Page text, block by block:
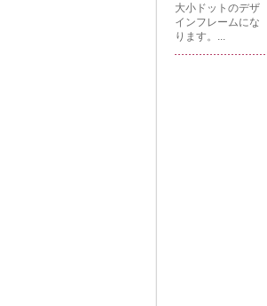
大小ドットのデザ
インフレームにな
ります。...